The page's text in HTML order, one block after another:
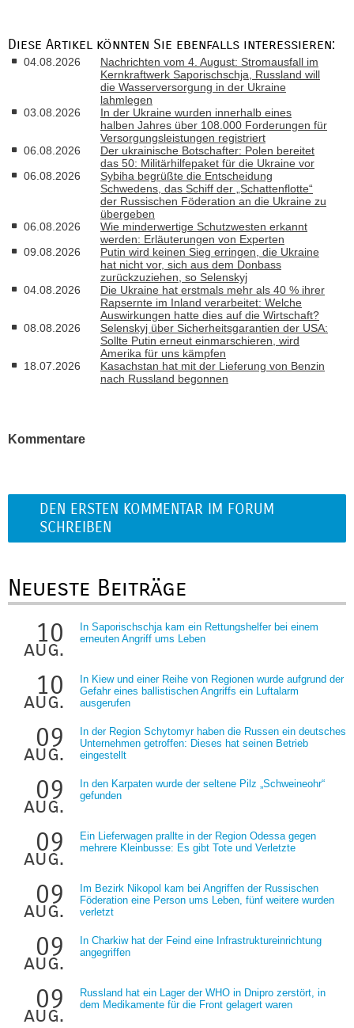
Diese Artikel könnten Sie ebenfalls interessieren:
04.08.2026
Nachrichten vom 4. August: Stromausfall im
Kernkraftwerk Saporischschja, Russland will
die Wasserversorgung in der Ukraine
lahmlegen
03.08.2026
In der Ukraine wurden innerhalb eines
halben Jahres über 108.000 Forderungen für
Versorgungsleistungen registriert
06.08.2026
Der ukrainische Botschafter: Polen bereitet
das 50: Militärhilfepaket für die Ukraine vor
06.08.2026
Sybiha begrüßte die Entscheidung
Schwedens, das Schiff der „Schattenflotte“
der Russischen Föderation an die Ukraine zu
übergeben
06.08.2026
Wie minderwertige Schutzwesten erkannt
werden: Erläuterungen von Experten
09.08.2026
Putin wird keinen Sieg erringen, die Ukraine
hat nicht vor, sich aus dem Donbass
zurückzuziehen, so Selenskyj
04.08.2026
Die Ukraine hat erstmals mehr als 40 % ihrer
Rapsernte im Inland verarbeitet: Welche
Auswirkungen hatte dies auf die Wirtschaft?
08.08.2026
Selenskyj über Sicherheitsgarantien der USA:
Sollte Putin erneut einmarschieren, wird
Amerika für uns kämpfen
18.07.2026
Kasachstan hat mit der Lieferung von Benzin
nach Russland begonnen
Kommentare
DEN ERSTEN KOMMENTAR IM FORUM
SCHREIBEN
Neueste Beiträge
10
aug.
In Saporischschja kam ein Rettungshelfer bei einem
erneuten Angriff ums Leben
10
aug.
In Kiew und einer Reihe von Regionen wurde aufgrund der
Gefahr eines ballistischen Angriffs ein Luftalarm
ausgerufen
09
aug.
In der Region Schytomyr haben die Russen ein deutsches
Unternehmen getroffen: Dieses hat seinen Betrieb
eingestellt
09
aug.
In den Karpaten wurde der seltene Pilz „Schweineohr“
gefunden
09
aug.
Ein Lieferwagen prallte in der Region Odessa gegen
mehrere Kleinbusse: Es gibt Tote und Verletzte
09
aug.
Im Bezirk Nikopol kam bei Angriffen der Russischen
Föderation eine Person ums Leben, fünf weitere wurden
verletzt
09
aug.
In Charkiw hat der Feind eine Infrastruktureinrichtung
angegriffen
09
aug.
Russland hat ein Lager der WHO in Dnipro zerstört, in
dem Medikamente für die Front gelagert waren